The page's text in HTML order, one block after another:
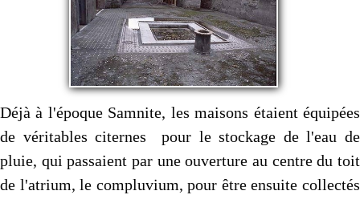
Déjà à l'époque Samnite, les maisons étaient équipées
de véritables citernes pour le stockage de l'eau de
pluie, qui passaient par une ouverture au centre du toit
de l'atrium, le compluvium, pour être ensuite collectés